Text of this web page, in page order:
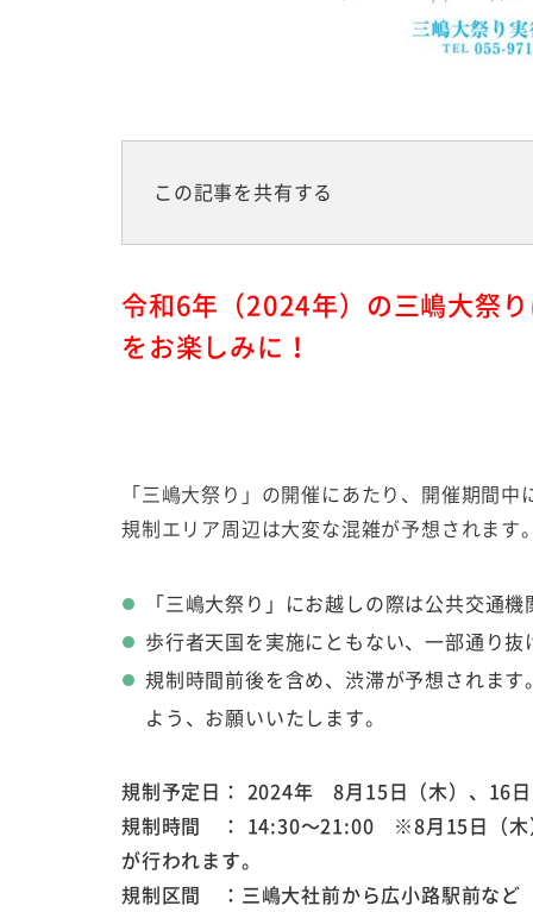
この記事を共有する
令和6年（2024年）の三嶋大祭
をお楽しみに！
「三嶋大祭り」の開催にあたり、開催期間
規制エリア周辺は大変な混雑が予想されます
「三嶋大祭り」にお越しの際は公共交通
歩行者天国を実施にともない、一部通り
規制時間前後を含め、渋滞が予想されま
よう、お願いいたします。
規制予定日： 2024年 8月15日（木）、16
規制時間 ： 14:30～21:00 ※8月15日（木
が行われます。
規制区間 ：三嶋大社前から広小路駅前な